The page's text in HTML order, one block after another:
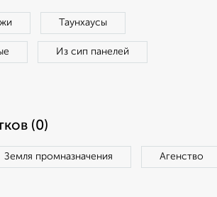
Таунхаусы
Из сип панелей
(0)
Земля промназначения Агенство